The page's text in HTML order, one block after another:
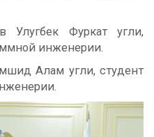
Улугбек Фуркатугли,
инженерии.
Алам угли, студент